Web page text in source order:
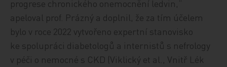
progrese chronického onemocnění ledvin,“
apeloval prof. Prázný a doplnil, že za tím účelem
bylo v roce 2022 vytvořeno expertní stanovisko
ke spolupráci diabetologů a internistů s nefrology
v péči o nemocné s CKD (Viklický et al., Vnitř Lék